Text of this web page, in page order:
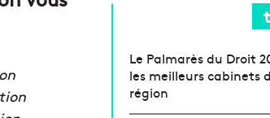
Le Palmarès du Droit
les meilleurs cabinets
région